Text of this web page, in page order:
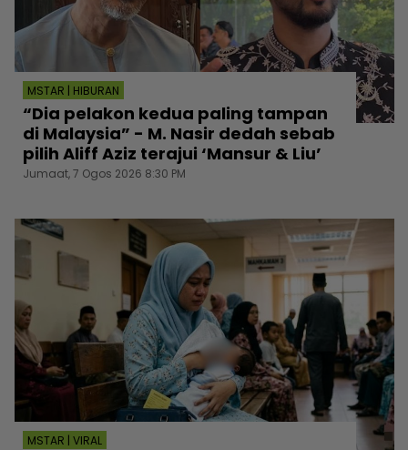
MSTAR | HIBURAN
“Dia pelakon kedua paling tampan
di Malaysia” - M. Nasir dedah sebab
pilih Aliff Aziz terajui ‘Mansur & Liu’
Jumaat, 7 Ogos 2026 8:30 PM
MSTAR | VIRAL